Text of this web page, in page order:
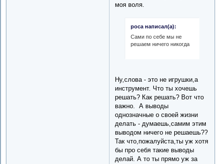
моя воля.
роса написал(а):
Сами по себе мы не
решаем ничего никогда
Ну,слова - это не игрушки,а
инструмент. Что ты хочешь
решать? Как решать? Вот что
важно. А выводы
однозначные о своей жизни
делать - думаешь,самим этим
выводом ничего не решаешь??
Так что,пожалуйста,ты уж хотя
бы про себя такие выводы
делай. А то ты прямо уж за